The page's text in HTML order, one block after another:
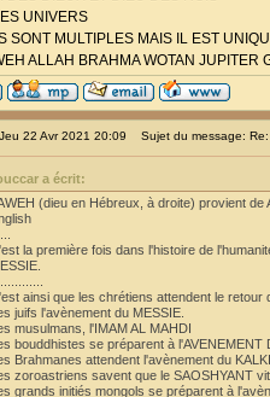
UNIVERS
SONT MULTIPLES MAIS IL EST
ALLAH BRAHMA WOTAN JUPITER
22 Avr 2021 20:09 Sujet du message: Re:
a écrit:
(dieu en Hébreux, à droite) provient
la première fois dans l'histoire de
ainsi que les chrétiens attendent le retour
juifs l'avènement du MESSIE.
musulmans, l'IMAM AL MAHDI
bouddhistes se préparent à
Brahmanes attendent l'avènement du KALKI
zoroastriens savent que le SAOSHYANT
grands initiés mongols se préparent à